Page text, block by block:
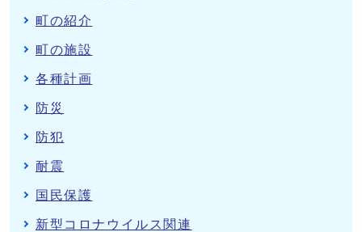
町の紹介
町の施設
各種計画
防災
防犯
耐震
国民保護
新型コロナウイルス関連